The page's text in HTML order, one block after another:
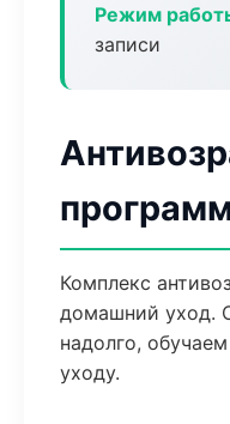
Режим
записи
Комплекс
домашний уход.
надолго,
уходу.